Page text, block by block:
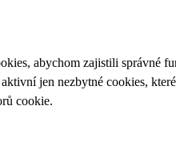
abychom zajistili správné
jen nezbytné cookies,
cookie.